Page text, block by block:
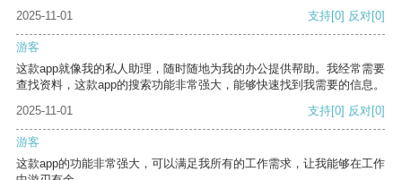
2025-11-01 支持[0] 反对[0]
游客
这款app就像我的私人助理，随时随地为我的办公提供帮助。我经常需要
查找资料，这款app的搜索功能非常强大，能够快速找到我需要的信息。
2025-11-01
支持[0] 反对[0]
游客
这款app的功能非常强大，可以满足我所有的工作需求，让我能够在工作